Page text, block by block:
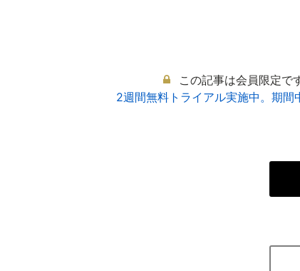
この記事は会員限定で
2週間無料トライアル実施中。期